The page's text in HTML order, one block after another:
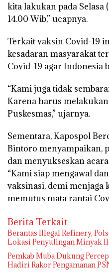
kita lakukan pada
14.00 Wib,” ucapnya.
Terkait vaksin Covid-19
kesadaran masyarakat
Covid-19 agar Indonesia
“Kami juga tidak
Karena harus
Puskesmas,” ujarnya.
Sementara, Kapospol
Bintoro menyampaikan,
dan menyukseskan
“Kami siap mengawal
vaksinasi, demi menjaga
memutus mata rantai
Berita Terkait
Berantas Illegal Refinery,
Lokasi Penyulingan Minyak
Pemkab Muba Dukung
Hadiri Rakor Pengamanan